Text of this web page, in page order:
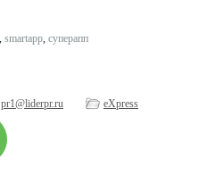
smartapp суперапп
pr1@liderpr.ru eXpress